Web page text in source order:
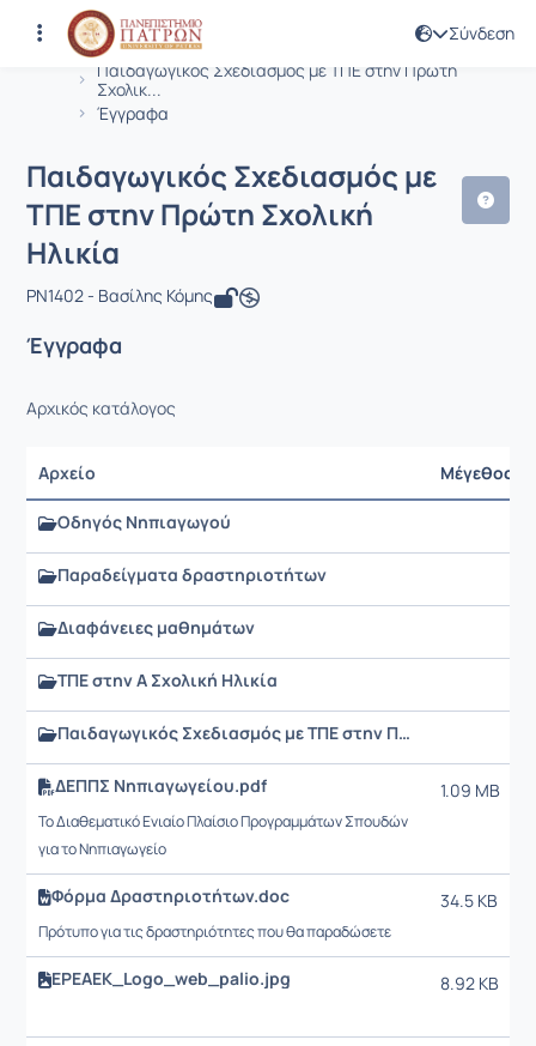
Σύνδεση
Αρχική Σελίδα
Παιδαγωγικός Σχεδιασμός με ΤΠΕ στην Πρώτη
Σχολικ...
Έγγραφα
Μάθημα : Παιδαγωγικός
Κωδικός : PN1402
Παιδαγωγικός Σχεδιασμός με
ΤΠΕ στην Πρώτη Σχολική
Ηλικία
PN1402 - Βασίλης Κόμης
Έγγραφα
Αρχικός κατάλογος
Αρχείο Μέγεθος
Οδηγός Νηπιαγωγού
Παραδείγματα δραστηριοτήτων
Διαφάνειες μαθημάτων
ΤΠΕ στην Α Σχολική Ηλικία
Παιδαγωγικός Σχεδιασμός με ΤΠΕ στην Πρώτη Σχολική Ηλικία 2021-2022
ΔΕΠΠΣ Νηπιαγωγείου.pdf
Το Διαθεματικό Ενιαίο Πλαίσιο Προγραμμάτων Σπουδών
για το Νηπιαγωγείο
1.09 MB
Φόρμα Δραστηριοτήτων.doc
Πρότυπο για τις δραστηριότητες που θα παραδώσετε
34.5 KB
EPEAEK_Logo_web_palio.jpg 8.92 KB